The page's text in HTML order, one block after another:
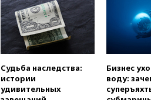
Судьба наследства:
истории
удивительных
Бизнес
воду: